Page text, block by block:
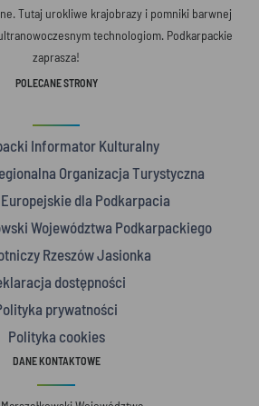
Tutaj urokliwe krajobrazy i pomniki barwnej
technologiom. Podkarpackie
zaprasza!
POLECANE STRONY
Informator Kulturalny
Organizacja Turystyczna
dla Podkarpacia
Województwa Podkarpackiego
Rzeszów Jasionka
dostępności
prywatności
Polityka cookies
DANE KONTAKTOWE